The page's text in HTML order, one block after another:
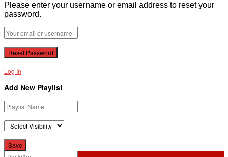
Please enter your username or email address to reset your
password.
Log In
Add New Playlist